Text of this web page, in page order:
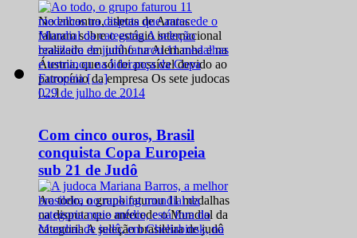
No encontro, atletas de Araras
falaram sobre o estágio internacional
realizado em junho na Alemanha e na
Áustria, que só foi possível devido ao
patrocínio da empresa Os sete judocas
[…]
029 de julho de 2014
Com cinco ouros, Brasil
conquista Copa Europeia
sub 21 de Judô
Ao todo, o grupo faturou 11 medalhas
na disputa que antecede o Mundial da
categoria A seleção brasileira de judô